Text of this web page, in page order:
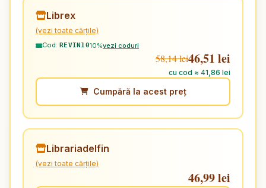
Librex
(vezi toate cărțile)
Cod: REVIN1010%vezi coduri
58,14 lei46,51 lei
cu cod ≈ 41,86 lei
Cumpără la acest preț
Librariadelfin
(vezi toate cărțile)
46,99 lei